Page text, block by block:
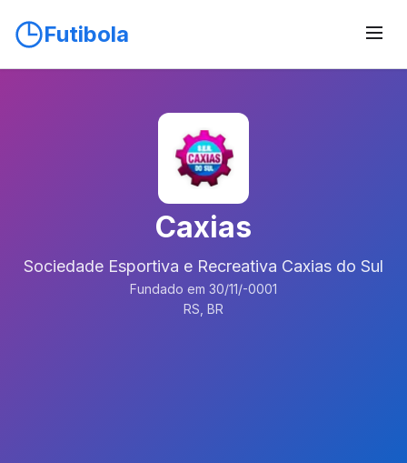
Futibola
Caxias
Sociedade Esportiva e Recreativa Caxias do Sul
Fundado em 30/11/-0001
RS, BR